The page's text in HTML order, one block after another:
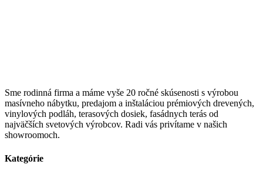
Sme rodinná firma a máme vyše 20 ročné skúsenosti s výrobou
masívneho nábytku, predajom a inštaláciou prémiových drevených,
vinylových podláh, terasových dosiek, fasádnych terás od
najväčších svetových výrobcov. Radi vás privítame v našich
showroomoch.
Kategórie